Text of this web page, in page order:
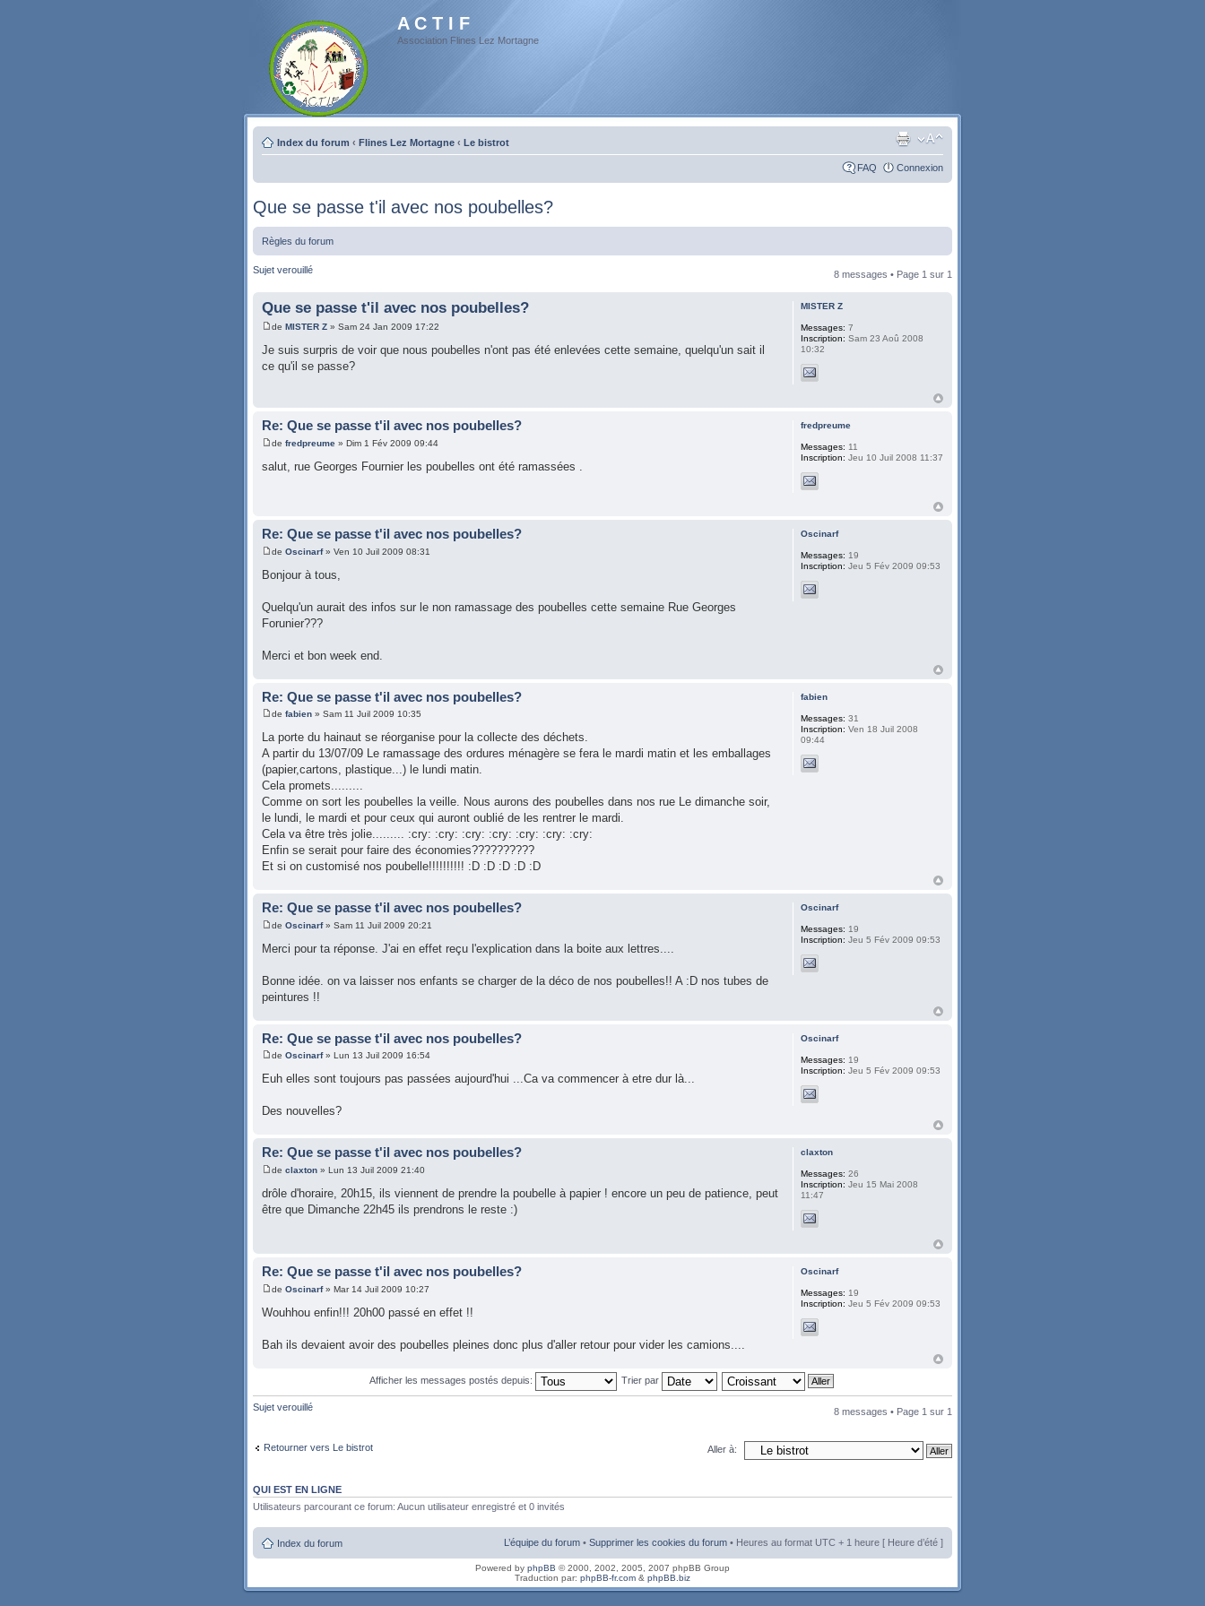
A C T I F
Association Flines Lez Mortagne
Index du forum ‹ Flines Lez Mortagne ‹ Le bistrot
FAQ Connexion
Que se passe t'il avec nos poubelles?
Règles du forum
Sujet verouillé 8 messages • Page 1 sur 1
Que se passe t'il avec nos poubelles?
de MISTER Z » Sam 24 Jan 2009 17:22
Je suis surpris de voir que nous poubelles n'ont pas été enlevées cette semaine, quelqu'un sait il
ce qu'il se passe?
MISTER Z
Messages: 7
Inscription: Sam 23 Aoû 2008
10:32
Re: Que se passe t'il avec nos poubelles?
de fredpreume » Dim 1 Fév 2009 09:44
salut, rue Georges Fournier les poubelles ont été ramassées .
fredpreume
Messages: 11
Inscription: Jeu 10 Juil 2008 11:37
Re: Que se passe t'il avec nos poubelles?
de Oscinarf» Ven 10 Juil 2009 08:31
Bonjour à tous,
Quelqu'un aurait des infos sur le non ramassage des poubelles cette semaine Rue Georges
Forunier???
Merci et bon week end.
Oscinarf
Messages: 19
Inscription: Jeu 5 Fév 2009 09:53
Re: Que se passe t'il avec nos poubelles?
de fabien » Sam 11 Juil 2009 10:35
La porte du hainaut se réorganise pour la collecte des déchets.
A partir du 13/07/09 Le ramassage des ordures ménagère se fera le mardi matin et les emballages
(papier,cartons, plastique...) le lundi matin.
Cela promets.........
Comme on sort les poubelles la veille. Nous aurons des poubelles dans nos rue Le dimanche soir,
le lundi, le mardi et pour ceux qui auront oublié de les rentrer le mardi.
Cela va être très jolie......... :cry: :cry: :cry: :cry: :cry: :cry: :cry:
Enfin se serait pour faire des économies??????????
Et si on customisé nos poubelle!!!!!!!!!! :D :D :D :D :D
fabien
Messages: 31
Inscription: Ven 18 Juil 2008
09:44
Re: Que se passe t'il avec nos poubelles?
de Oscinarf» Sam 11 Juil 2009 20:21
Merci pour ta réponse. J'ai en effet reçu l'explication dans la boite aux lettres....
Bonne idée. on va laisser nos enfants se charger de la déco de nos poubelles!! A :D nos tubes de
peintures !!
Oscinarf
Messages: 19
Inscription: Jeu 5 Fév 2009 09:53
Re: Que se passe t'il avec nos poubelles?
de Oscinarf» Lun 13 Juil 2009 16:54
Euh elles sont toujours pas passées aujourd'hui ...Ca va commencer à etre dur là...
Des nouvelles?
Oscinarf
Messages: 19
Inscription: Jeu 5 Fév 2009 09:53
Re: Que se passe t'il avec nos poubelles?
de claxton » Lun 13 Juil 2009 21:40
drôle d'horaire, 20h15, ils viennent de prendre la poubelle à papier ! encore un peu de patience, peut
être que Dimanche 22h45 ils prendrons le reste :)
claxton
Messages: 26
Inscription: Jeu 15 Mai 2008
11:47
Re: Que se passe t'il avec nos poubelles?
de Oscinarf» Mar 14 Juil 2009 10:27
Wouhhou enfin!!! 20h00 passé en effet !!
Bah ils devaient avoir des poubelles pleines donc plus d'aller retour pour vider les camions....
Oscinarf
Messages: 19
Inscription: Jeu 5 Fév 2009 09:53
Afficher les messages postés depuis: Trier par
Sujet verouillé 8 messages • Page 1 sur 1
Retourner vers Le bistrot Aller à:
QUI EST EN LIGNE
Utilisateurs parcourant ce forum: Aucun utilisateur enregistré et 0 invités
Index du forum L’équipe du forum • Supprimer les cookies du forum • Heures au format UTC + 1 heure [ Heure d’été ]
Powered by phpBB © 2000, 2002, 2005, 2007 phpBB Group
Traduction par: phpBB-fr.com & phpBB.biz